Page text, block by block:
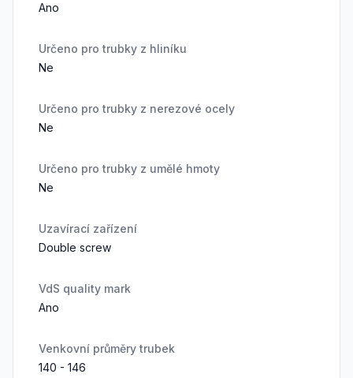
Ano
Určeno pro trubky z hliníku
Ne
Určeno pro trubky z nerezové ocely
Ne
Určeno pro trubky z umělé hmoty
Ne
Uzavírací zařízení
Double screw
VdS quality mark
Ano
Venkovní průměry trubek
140 - 146